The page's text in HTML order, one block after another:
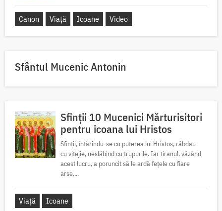
Canon Viață Icoane Video
Sfântul Mucenic Antonin
Sfinții 10 Mucenici Mărturisitori
pentru icoana lui Hristos
Sfinții, întărindu-se cu puterea lui Hristos, răbdau
cu vitejie, neslăbind cu trupurile. Iar tiranul, văzând
acest lucru, a poruncit să le ardă fețele cu fiare
arse,...
Viață Icoane